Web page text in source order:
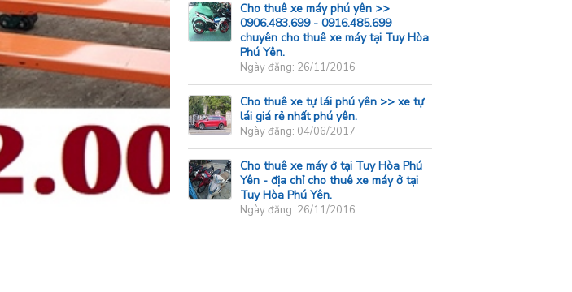
Cho thuê xe máy phú yên >>
0906.483.699 - 0916.485.699
chuyên cho thuê xe máy tại Tuy Hòa
Phú Yên.
Ngày đăng: 26/11/2016
Cho thuê xe tự lái phú yên >> xe tự
lái giá rẻ nhất phú yên.
Ngày đăng: 04/06/2017
Cho thuê xe máy ở tại Tuy Hòa Phú
Yên - địa chỉ cho thuê xe máy ở tại
Tuy Hòa Phú Yên.
Ngày đăng: 26/11/2016